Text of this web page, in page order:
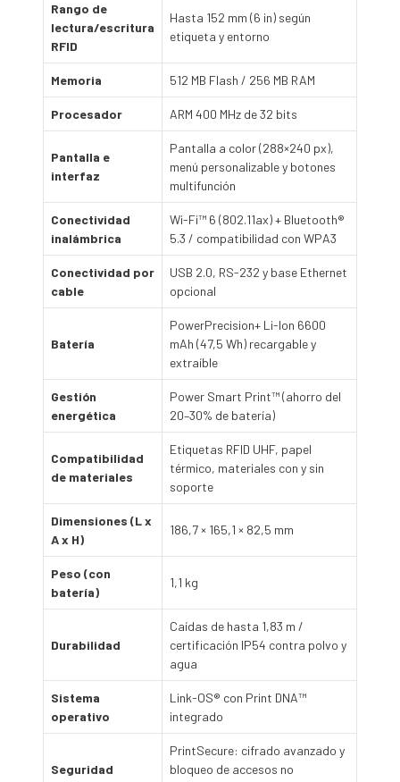
Rango de
lectura/escritura
RFID
Hasta 152 mm (6 in) según
etiqueta y entorno
Memoria 512 MB Flash / 256 MB RAM
Procesador ARM 400 MHz de 32 bits
Pantalla e
interfaz
Pantalla a color (288×240 px),
menú personalizable y botones
multifunción
Conectividad
inalámbrica
Wi-Fi™ 6 (802.11ax) + Bluetooth®
5.3 / compatibilidad con WPA3
Conectividad por
cable
USB 2.0, RS-232 y base Ethernet
opcional
Batería
PowerPrecision+ Li-Ion 6600
mAh (47,5 Wh) recargable y
extraíble
Gestión
energética
Power Smart Print™ (ahorro del
20–30% de batería)
Compatibilidad
de materiales
Etiquetas RFID UHF, papel
térmico, materiales con y sin
soporte
Dimensiones (L x
A x H)
186,7 × 165,1 × 82,5 mm
Peso (con
batería)
1,1 kg
Durabilidad
Caídas de hasta 1,83 m /
certificación IP54 contra polvo y
agua
Sistema
operativo
Link-OS® con Print DNA™
integrado
Seguridad
PrintSecure: cifrado avanzado y
bloqueo de accesos no